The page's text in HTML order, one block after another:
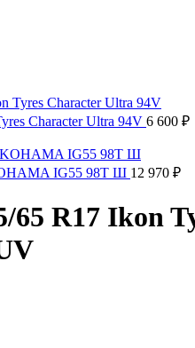
Character Ultra 94V 6 600 ₽
IG55 98T Ш 12 970 ₽
65 R17 Ikon